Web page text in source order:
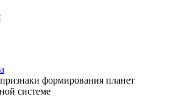
формирования планет
системе